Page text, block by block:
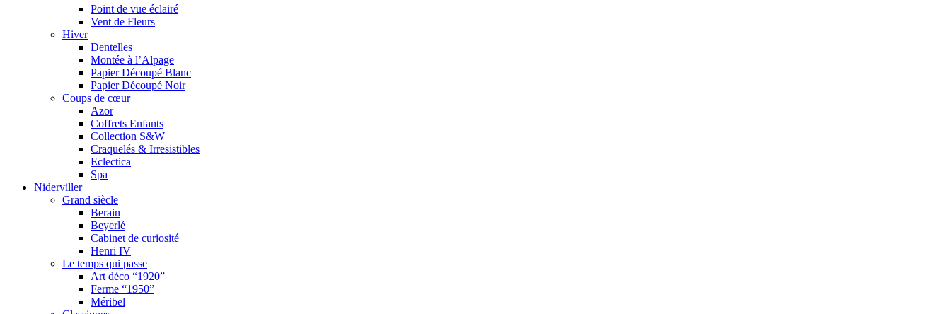
Point de vue éclairé
Vent de Fleurs
Hiver
Dentelles
Montée à l’Alpage
Papier Découpé Blanc
Papier Découpé Noir
Coups de cœur
Azor
Coffrets Enfants
Collection S&W
Craquelés & Irresistibles
Eclectica
Spa
Niderviller
Grand siècle
Berain
Beyerlé
Cabinet de curiosité
Henri IV
Le temps qui passe
Art déco “1920”
Ferme “1950”
Méribel